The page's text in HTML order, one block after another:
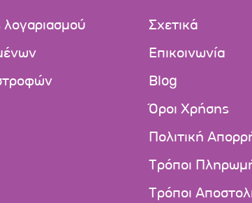
Σχετικά
Επικοινωνία
Blog
Όροι Χρήσης
Πολιτική
Τρόποι
Τρόποι